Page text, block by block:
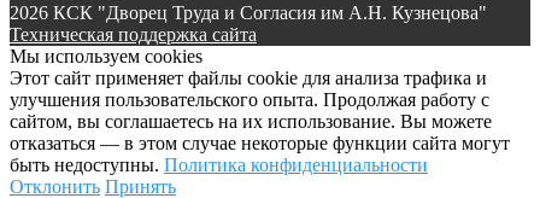
2026 КСК "Дворец Труда и Согласия им А.Н. Кузнецова"
Техническая поддержка сайта
Мы используем cookies
Этот сайт применяет файлы cookie для анализа трафика и
улучшения пользовательского опыта. Продолжая работу с
сайтом, вы соглашаетесь на их использование. Вы можете
отказаться — в этом случае некоторые функции сайта могут
быть недоступны. Политика конфиденциальности
Отклонить Принять